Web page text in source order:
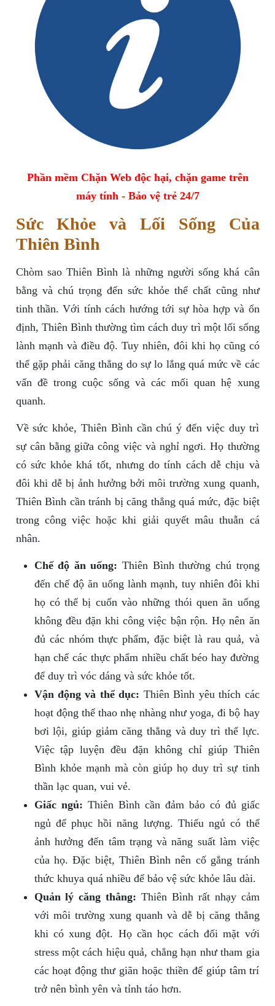
Phần mềm Chặn Web độc hại, chặn game trên
máy tính - Bảo vệ trẻ 24/7
Sức Khỏe và Lối Sống Của
Thiên Bình
Chòm sao Thiên Bình là những người sống khá cân
bằng và chú trọng đến sức khỏe thể chất cũng như
tinh thần. Với tính cách hướng tới sự hòa hợp và ổn
định, Thiên Bình thường tìm cách duy trì một lối sống
lành mạnh và điều độ. Tuy nhiên, đôi khi họ cũng có
thể gặp phải căng thẳng do sự lo lắng quá mức về các
vấn đề trong cuộc sống và các mối quan hệ xung
quanh.
Về sức khỏe, Thiên Bình cần chú ý đến việc duy trì
sự cân bằng giữa công việc và nghỉ ngơi. Họ thường
có sức khỏe khá tốt, nhưng do tính cách dễ chịu và
đôi khi dễ bị ảnh hưởng bởi môi trường xung quanh,
Thiên Bình cần tránh bị căng thẳng quá mức, đặc biệt
trong công việc hoặc khi giải quyết mâu thuẫn cá
nhân.
Chế độ ăn uống: Thiên Bình thường chú trọng
đến chế độ ăn uống lành mạnh, tuy nhiên đôi khi
họ có thể bị cuốn vào những thói quen ăn uống
không đều đặn khi công việc bận rộn. Họ nên ăn
đủ các nhóm thực phẩm, đặc biệt là rau quả, và
hạn chế các thực phẩm nhiều chất béo hay đường
để duy trì vóc dáng và sức khỏe tốt.
Vận động và thể dục: Thiên Bình yêu thích các
hoạt động thể thao nhẹ nhàng như yoga, đi bộ hay
bơi lội, giúp giảm căng thẳng và duy trì thể lực.
Việc tập luyện đều đặn không chỉ giúp Thiên
Bình khỏe mạnh mà còn giúp họ duy trì sự tinh
thần lạc quan, vui vẻ.
Giấc ngủ: Thiên Bình cần đảm bảo có đủ giấc
ngủ để phục hồi năng lượng. Thiếu ngủ có thể
ảnh hưởng đến tâm trạng và năng suất làm việc
của họ. Đặc biệt, Thiên Bình nên cố gắng tránh
thức khuya quá nhiều để bảo vệ sức khỏe lâu dài.
Quản lý căng thẳng: Thiên Bình rất nhạy cảm
với môi trường xung quanh và dễ bị căng thẳng
khi có xung đột. Họ cần học cách đối mặt với
stress một cách hiệu quả, chẳng hạn như tham gia
các hoạt động thư giãn hoặc thiền để giúp tâm trí
trở nên bình yên và tỉnh táo hơn.